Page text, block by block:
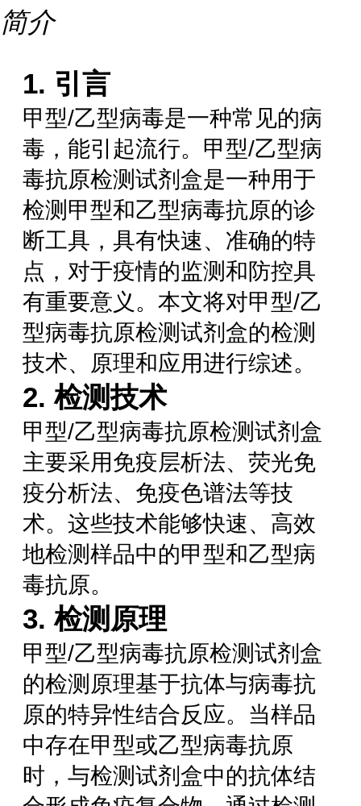
简介
1. 引言
甲型/乙型病毒是一种常见的病
毒，能引起流行。甲型/乙型病
毒抗原检测试剂盒是一种用于
检测甲型和乙型病毒抗原的诊
断工具，具有快速、准确的特
点，对于疫情的监测和防控具
有重要意义。本文将对甲型/乙
型病毒抗原检测试剂盒的检测
技术、原理和应用进行综述。
2. 检测技术
甲型/乙型病毒抗原检测试剂盒
主要采用免疫层析法、荧光免
疫分析法、免疫色谱法等技
术。这些技术能够快速、高效
地检测样品中的甲型和乙型病
毒抗原。
3. 检测原理
甲型/乙型病毒抗原检测试剂盒
的检测原理基于抗体与病毒抗
原的特异性结合反应。当样品
中存在甲型或乙型病毒抗原
时，与检测试剂盒中的抗体结